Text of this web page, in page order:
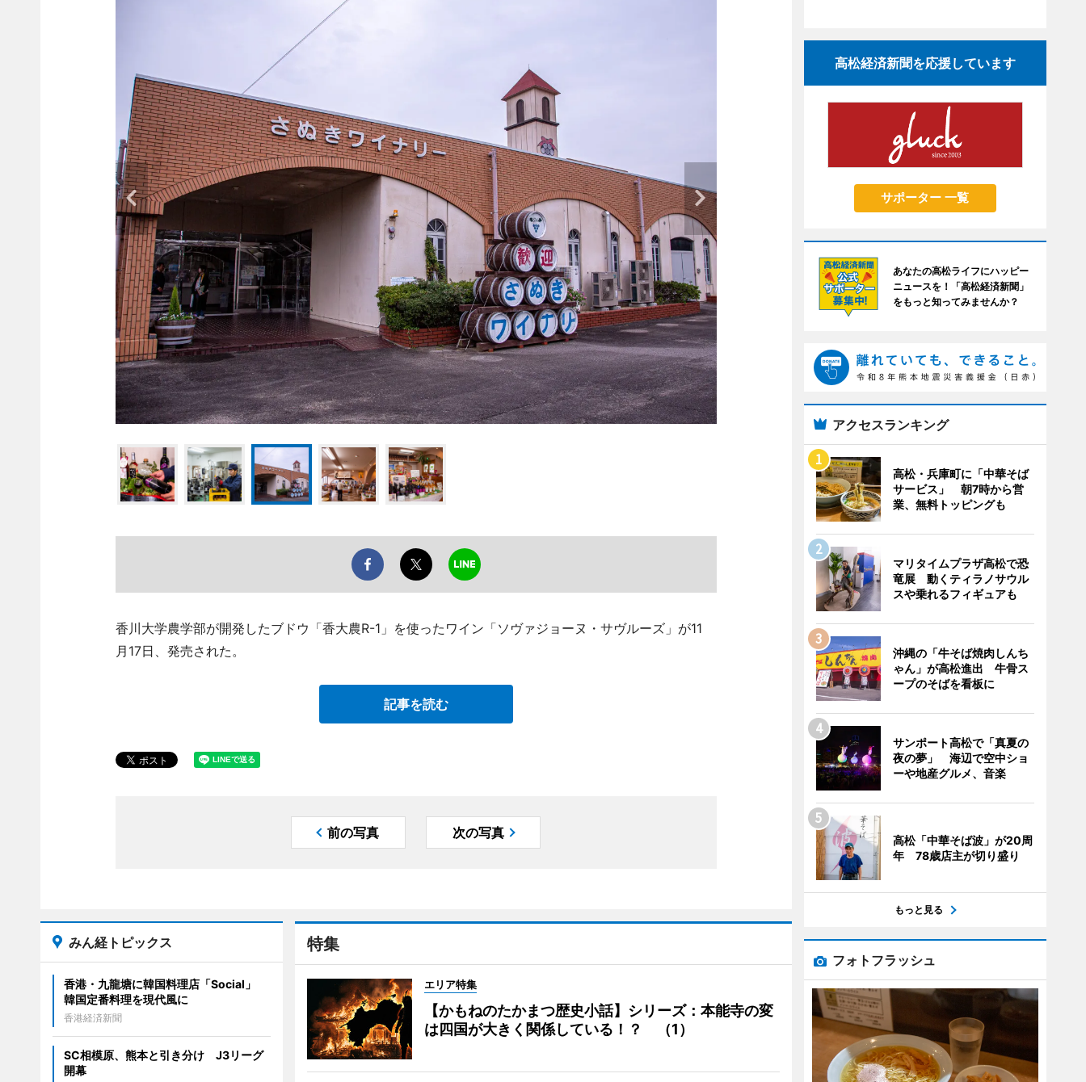
香川大学農学部が開発したブドウ「香大農R-1」を使ったワイン「ソヴァジョーヌ・サヴルーズ」が11
月17日、発売された。
記事を読む
前の写真 次の写真
特集
エリア特集
【かもねのたかまつ歴史小話】シリーズ：本能寺の変
は四国が大きく関係している！？ （1）
みん経トピックス
香港・九龍塘に韓国料理店「Social」
韓国定番料理を現代風に
香港経済新聞
SC相模原、熊本と引き分け J3リーグ
開幕
高松経済新聞を応援しています
サポーター 一覧
あなたの高松ライフにハッピー
ニュースを！「高松経済新聞」
をもっと知ってみませんか？
アクセスランキング
高松・兵庫町に「中華そば
サービス」 朝7時から営
業、無料トッピングも
マリタイムプラザ高松で恐
竜展 動くティラノサウル
スや乗れるフィギュアも
沖縄の「牛そば焼肉しんち
ゃん」が高松進出 牛骨ス
ープのそばを看板に
サンポート高松で「真夏の
夜の夢」 海辺で空中ショ
ーや地産グルメ、音楽
高松「中華そば波」が20周
年 78歳店主が切り盛り
もっと見る
フォトフラッシュ